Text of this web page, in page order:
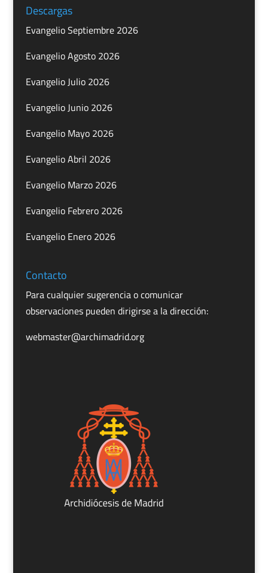
Descargas
Evangelio Septiembre 2026
Evangelio Agosto 2026
Evangelio Julio 2026
Evangelio Junio 2026
Evangelio Mayo 2026
Evangelio Abril 2026
Evangelio Marzo 2026
Evangelio Febrero 2026
Evangelio Enero 2026
Contacto
Para cualquier sugerencia o comunicar
observaciones pueden dirigirse a la dirección:
webmaster@archimadrid.org